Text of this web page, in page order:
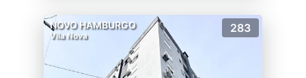
NOVO HAMBURGO
Vila Nova
283